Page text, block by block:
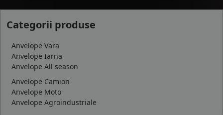
Categorii produse
Anvelope Vara
Anvelope Iarna
Anvelope All season
Anvelope Camion
Anvelope Moto
Anvelope Agroindustriale